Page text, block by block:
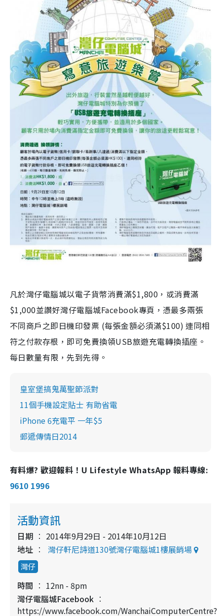
凡於灣仔電腦城以電子貨幣消費滿$1,800，或消費滿
$1,000並讚好灣仔電腦城Facebook專頁，憑最多兩張
不同商戶之即日機印發票 (每張金額必須滿$100) 連同相
符之付款存根，即可免費換領USB旅遊充電轉換插座。
每日數量有限，先到先得。
皇室堡搞鬼萬聖節派對
11個手機設定貼士 有助省電
iPhone 6充電平 一年$5
郵遞傳情日2014
有料爆? 歡迎報料！U Lifestyle WhatsApp 報料專線:
9610 1996
活動資訊
日期
2014年9月29日 - 2014年10月12日
地址
灣仔軒尼詩道130號灣仔電腦城1樓展銷場
灣仔
時間
12nn - 8pm
灣仔電腦城Facebook
https://www.facebook.com/WanchaiComputerCentre?